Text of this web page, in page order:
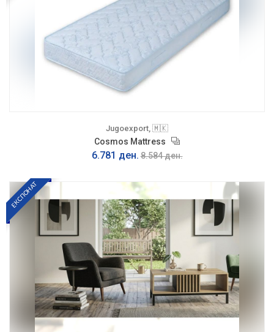
Jugoexport, 🇲🇰
Cosmos Mattress
6.781 ден. 8.584 ден.
ЕКСПОНАТ